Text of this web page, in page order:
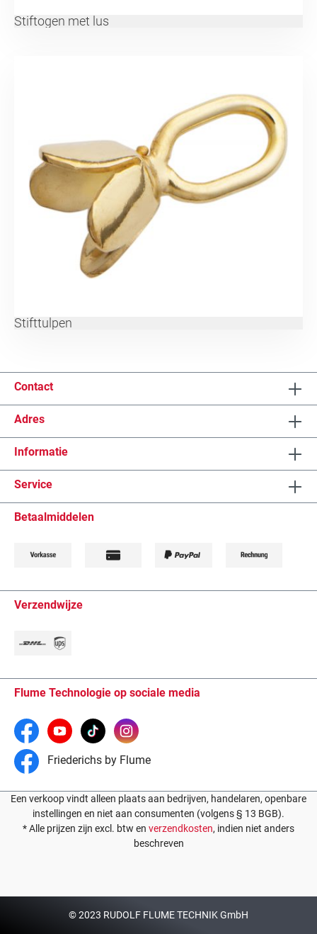
Stiftogen met lus
Stifttulpen
Contact
Adres
Informatie
Service
Betaalmiddelen
Verzendwijze
Flume Technologie op sociale media
Friederichs by Flume
Een verkoop vindt alleen plaats aan bedrijven, handelaren, openbare
instellingen en niet aan consumenten (volgens § 13 BGB).
* Alle prijzen zijn excl. btw en verzendkosten, indien niet anders
beschreven
© 2023 RUDOLF FLUME TECHNIK GmbH